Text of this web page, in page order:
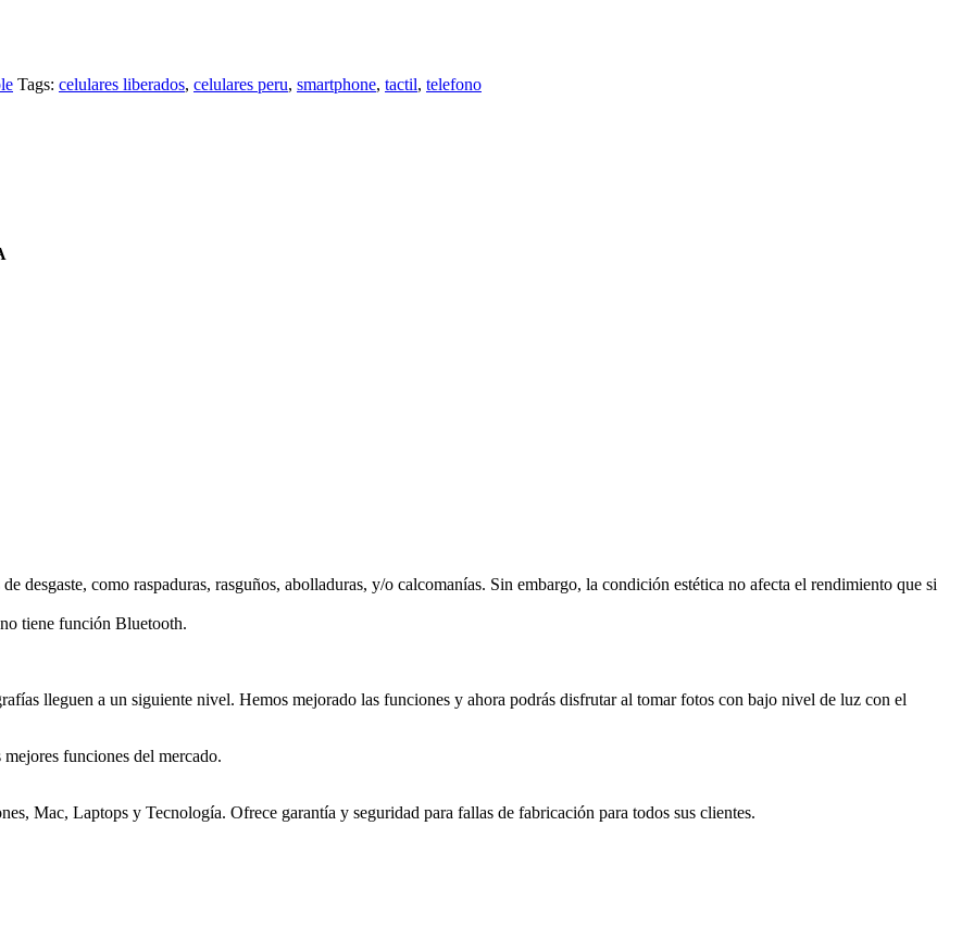
Tags: celulares liberados, celulares peru, smartphone, tactil, telefono
desgaste, como raspaduras, rasguños, abolladuras, y/o calcomanías. Sin embargo, la condición estética no afecta el rendimiento que si
tiene función Bluetooth.
lleguen a un siguiente nivel. Hemos mejorado las funciones y ahora podrás disfrutar al tomar fotos con bajo nivel de luz con el
funciones del mercado.
Mac, Laptops y Tecnología. Ofrece garantía y seguridad para fallas de fabricación para todos sus clientes.